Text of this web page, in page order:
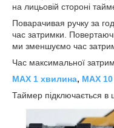
на лицьовій стороні
Поварачивая ручку за
час затримки.
ми зменшуємо час
Час максимальної
МАХ 1 хвилина, МАХ 10
Таймер підключається в